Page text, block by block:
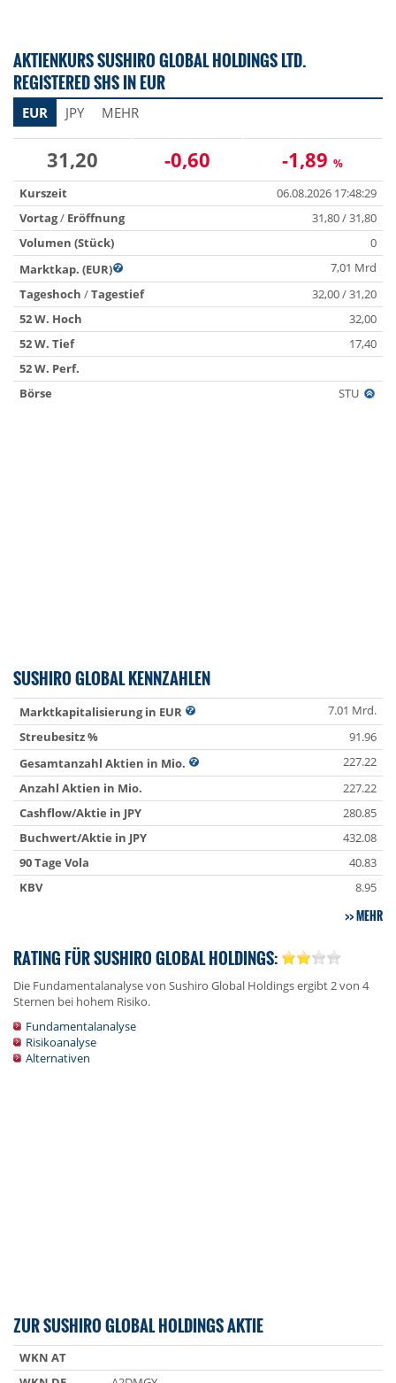
AKTIENKURS SUSHIRO GLOBAL HOLDINGS LTD.
REGISTERED SHS IN EUR
EUR JPY MEHR
31,20 -0,60 -1,89 %
Kurszeit
06.08.2026 17:48:29
Vortag/ Eröffnung
31,80 / 31,80
Volumen (Stück)
0
Marktkap. (EUR)
7,01 Mrd
Tageshoch /Tagestief
32,00 / 31,20
52 W. Hoch
32,00
52 W. Tief
17,40
52 W. Perf.
Börse
STU
SUSHIRO GLOBAL KENNZAHLEN
Marktkapitalisierung in EUR
7.01 Mrd.
Streubesitz %
91.96
Gesamtanzahl Aktien in Mio.
227.22
Anzahl Aktien in Mio.
227.22
Cashflow/Aktie in JPY
280.85
Buchwert/Aktie in JPY
432.08
90 Tage Vola
40.83
KBV
8.95
MEHR
RATING FÜR SUSHIRO GLOBAL HOLDINGS:
Die Fundamentalanalyse von Sushiro Global Holdings ergibt 2 von 4
Sternen bei hohem Risiko.
Fundamentalanalyse
Risikoanalyse
Alternativen
ZUR SUSHIRO GLOBAL HOLDINGS AKTIE
WKN AT